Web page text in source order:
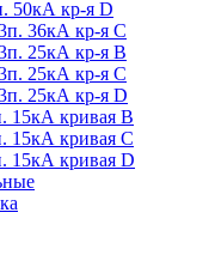
50кА кр-я D
36кА кр-я C
25кА кр-я B
25кА кр-я C
25кА кр-я D
15кА кривая B
15кА кривая C
15кА кривая D